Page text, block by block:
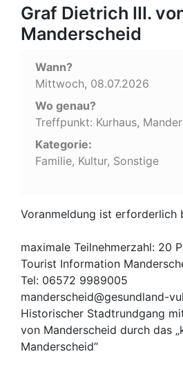
Graf Dietrich III.
Manderscheid
Wann?
Mittwoch, 08.07.2026
Wo genau?
Treffpunkt: Kurhaus,
Kategorie:
Familie, Kultur, Sonstige
Voranmeldung ist erforderlich
maximale Teilnehmerzahl: 20
Tourist Information
Tel: 06572 9989005
manderscheid@gesundland-
Historischer Stadtrundgang
von Manderscheid durch das
Manderscheid“